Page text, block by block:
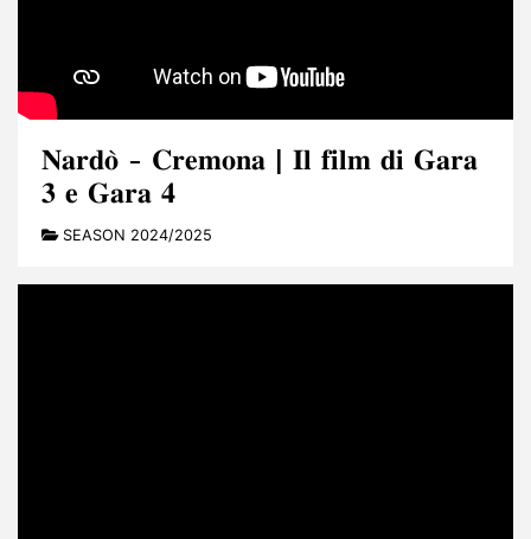
𝐍𝐚𝐫𝐝𝐨̀ - 𝐂𝐫𝐞𝐦𝐨𝐧𝐚 | 𝐈𝐥 𝐟𝐢𝐥𝐦 𝐝𝐢 𝐆𝐚𝐫𝐚
𝟑 𝐞 𝐆𝐚𝐫𝐚 𝟒
SEASON 2024/2025